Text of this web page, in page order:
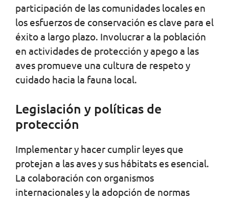
participación de las comunidades locales en
los esfuerzos de conservación es clave para el
éxito a largo plazo. Involucrar a la población
en actividades de protección y apego a las
aves promueve una cultura de respeto y
cuidado hacia la fauna local.
Legislación y políticas de
protección
Implementar y hacer cumplir leyes que
protejan a las aves y sus hábitats es esencial.
La colaboración con organismos
internacionales y la adopción de normas